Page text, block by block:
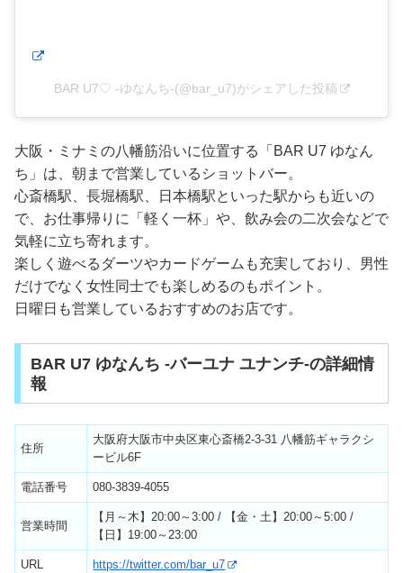
BAR U7♡ -ゆなんち-(@bar_u7)がシェアした投稿
大阪・ミナミの八幡筋沿いに位置する「BAR U7 ゆなん
ち」は、朝まで営業しているショットバー。
心斎橋駅、長堀橋駅、日本橋駅といった駅からも近いの
で、お仕事帰りに「軽く一杯」や、飲み会の二次会などで
気軽に立ち寄れます。
楽しく遊べるダーツやカードゲームも充実しており、男性
だけでなく女性同士でも楽しめるのもポイント。
日曜日も営業しているおすすめのお店です。
BAR U7 ゆなんち -バーユナ ユナンチ-の詳細情
報
住所
大阪府大阪市中央区東心斎橋2-3-31 八幡筋ギャラクシ
ービル6F
電話番号 080-3839-4055
営業時間
【月～木】20:00～3:00 / 【金・土】20:00～5:00 /
【日】19:00～23:00
URL https://twitter.com/bar_u7